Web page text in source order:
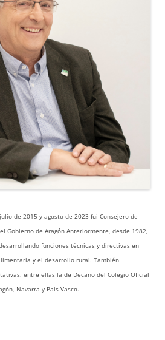
de 2015 y agosto de 2023 fui Consejero de
Gobierno de Aragón Anteriormente, desde 1982,
funciones técnicas y directivas en
y el desarrollo rural. También
entre ellas la de Decano del Colegio Oficial
Navarra y País Vasco.